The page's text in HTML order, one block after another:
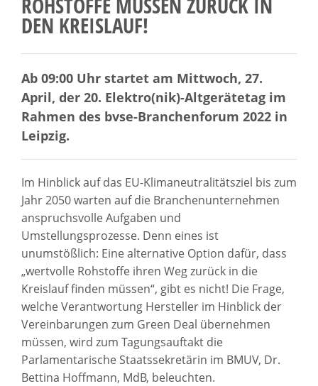
DEN KREISLAUF!
Ab 09:00 Uhr startet am Mittwoch, 27.
April, der 20. Elektro(nik)-Altgerätetag im
Rahmen des bvse-Branchenforum 2022 in
Leipzig.
Im Hinblick auf das EU-Klimaneutralitätsziel bis zum
Jahr 2050 warten auf die Branchenunternehmen
anspruchsvolle Aufgaben und
Umstellungsprozesse. Denn eines ist
unumstößlich: Eine alternative Option dafür, dass
„wertvolle Rohstoffe ihren Weg zurück in die
Kreislauf finden müssen“, gibt es nicht! Die Frage,
welche Verantwortung Hersteller im Hinblick der
Vereinbarungen zum Green Deal übernehmen
müssen, wird zum Tagungsauftakt die
Parlamentarische Staatssekretärin im BMUV, Dr.
Bettina Hoffmann, MdB, beleuchten.